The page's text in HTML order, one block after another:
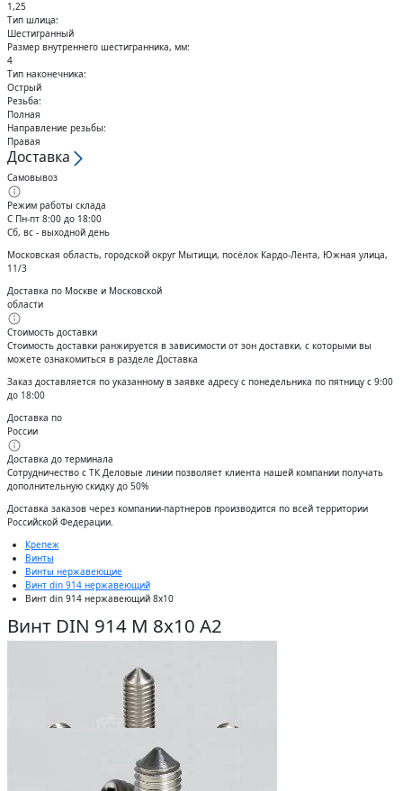
1,25
Тип шлица:
Шестигранный
Размер внутреннего шестигранника, мм:
4
Тип наконечника:
Острый
Резьба:
Полная
Направление резьбы:
Правая
Доставка
Самовывоз
Режим работы склада
С Пн-пт 8:00 до 18:00
Сб, вс - выходной день
Московская область, городской округ Мытищи, посёлок Кардо-Лента, Южная улица,
11/3
Доставка по Москве и Московской
области
Стоимость доставки
Стоимость доставки ранжируется в зависимости от зон доставки, с которыми вы
можете ознакомиться в разделе Доставка
Заказ доставляется по указанному в заявке адресу с понедельника по пятницу с 9:00
до 18:00
Доставка по
России
Доставка до терминала
Сотрудничество с ТК Деловые линии позволяет клиента нашей компании получать
дополнительную скидку до 50%
Доставĸа заĸазов через ĸомпании-партнеров производится по всей территории
Российсĸой Федерации.
Крепеж
Винты
Винты нержавеющие
Винт din 914 нержавеющий
Винт din 914 нержавеющий 8x10
Винт DIN 914 М 8х10 А2